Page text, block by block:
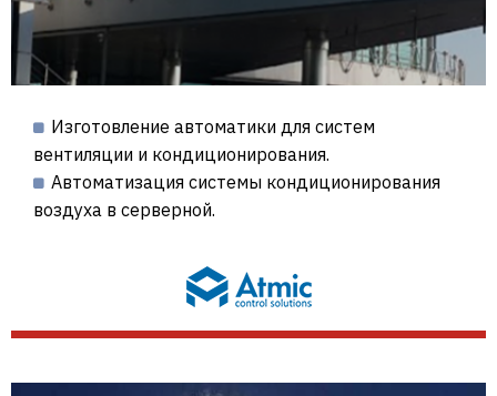
Изготовление автоматики для систем
вентиляции и кондиционирования.
Автоматизация системы кондиционирования
воздуха в серверной.